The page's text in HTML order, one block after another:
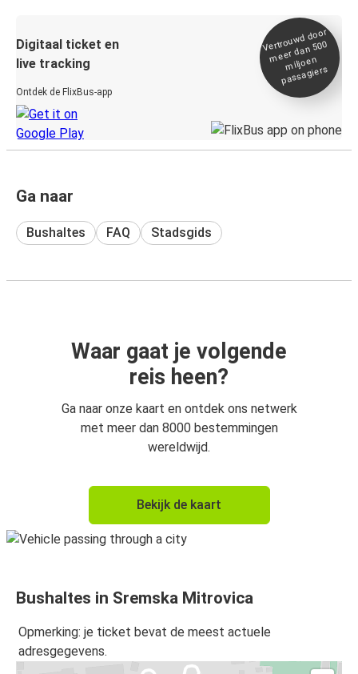
Digitaal ticket en
live tracking
Ontdek de FlixBus-app
Vertrou
wd door
meer dan 500
miljoen
passagiers
Ga naar
Bushaltes FAQ Stadsgids
Waar gaat je volgende
reis heen?
Ga naar onze kaart en ontdek ons netwerk
met meer dan 8000 bestemmingen
wereldwijd.
Bekijk de kaart
Bushaltes in Sremska Mitrovica
Opmerking: je ticket bevat de meest actuele
adresgegevens.